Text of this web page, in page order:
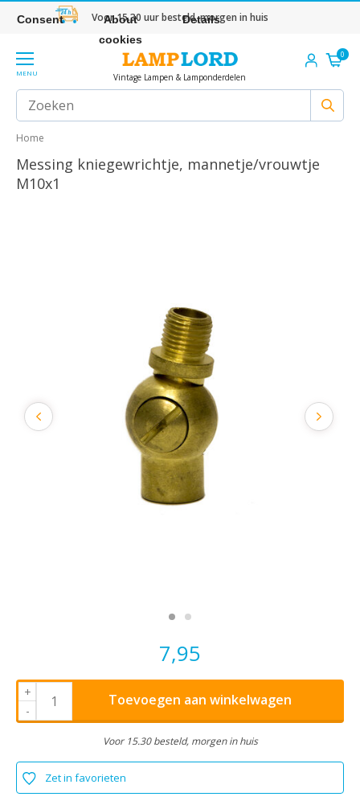
Voor 15.30 uur besteld, morgen in huis
MENU Vintage Lampen & Lamponderdelen
0
Home
Messing kniegewrichtje, mannetje/vrouwtje
M10x1
7,95
+
-
Toevoegen aan winkelwagen
Voor 15.30 besteld, morgen in huis
Zet in favorieten
Consent
About
cookies
Details